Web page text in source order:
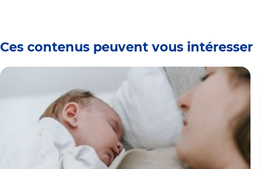
Ces contenus peuvent vous intéresser